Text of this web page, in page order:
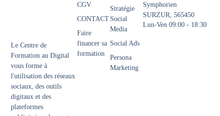
Le Centre de
Formation au Digital
vous forme à
l'utilisation des réseaux
sociaux, des outils
digitaux et des
plateformes
Stratégie
Social
Media
Social Ads
Persona
Marketing
CGV
CONTACT
Faire
financer sa
formation
Symphorien
SURZUR, 565450
Lun-Ven 09:00 - 18:30